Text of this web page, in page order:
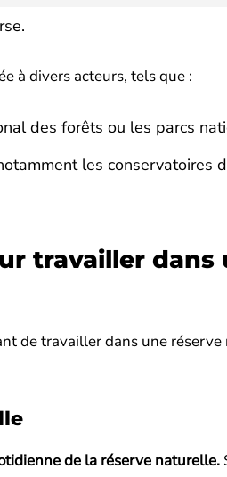
à divers acteurs, tels que :
des forêts ou les parcs
les conservatoires
travailler dans
de travailler dans une
de la réserve naturelle.